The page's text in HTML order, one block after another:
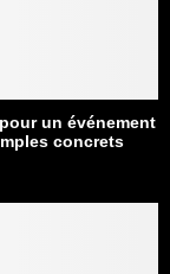
un événement
concrets